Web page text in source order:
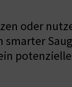
oder